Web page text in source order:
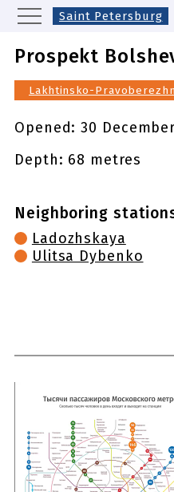
Saint Petersburg
Nizhny Novgorod
Samara
Same names of
Prospekt
Lakhtinsko-
Opened:30
Depth: 68 metres
Neighboring
Ladozhskaya
Ulitsa Dybenko